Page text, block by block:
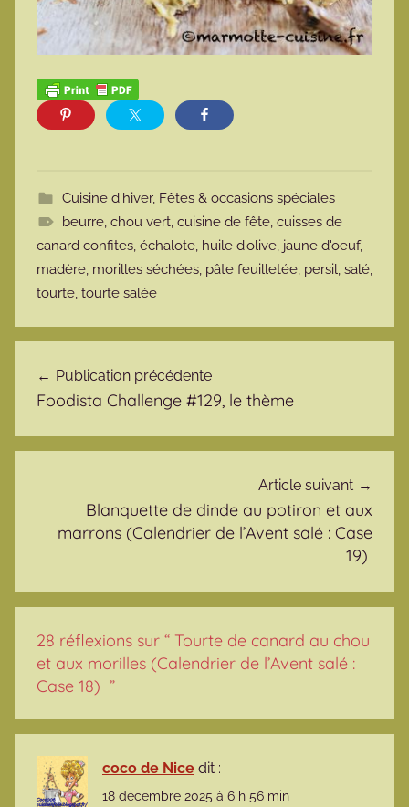
Cuisine d'hiver, Fêtes & occasions spéciales
beurre, chou vert, cuisine de fête, cuisses de
canard confites, échalote, huile d'olive, jaune d'oeuf,
madère, morilles séchées, pâte feuilletée, persil, salé,
tourte, tourte salée
Publication précédente
Foodista Challenge #129, le thème
Article suivant
Blanquette de dinde au potiron et aux
marrons (Calendrier de l’Avent salé : Case
19)
28 réflexions sur “ Tourte de canard au chou
et aux morilles (Calendrier de l’Avent salé :
Case 18) ”
coco de Nice dit :
18 décembre 2025 à 6 h 56 min